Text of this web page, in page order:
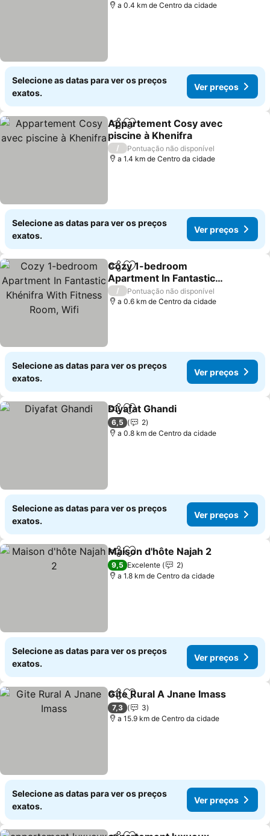
a 0.4 km de Centro da cidade
Selecione as datas para ver os preços
exatos.
Ver preços
PartilharAdicionar aos favoritos
Appartement Cosy avec
piscine à Khenifra
/
Pontuação não disponível
a 1.4 km de Centro da cidade
Selecione as datas para ver os preços
exatos.
Ver preços
PartilharAdicionar aos favoritos
Cozy 1-bedroom
Apartment In Fantastic
Khénifra With Fitness
Room, Wifi
/
Pontuação não disponível
a 0.6 km de Centro da cidade
Selecione as datas para ver os preços
exatos.
Ver preços
PartilharAdicionar aos favoritos
Diyafat Ghandi
6,5
2
a 0.8 km de Centro da cidade
Selecione as datas para ver os preços
exatos.
Ver preços
PartilharAdicionar aos favoritos
Maison d'hôte Najah 2
9,5 Excelente
2
a 1.8 km de Centro da cidade
Selecione as datas para ver os preços
exatos.
Ver preços
PartilharAdicionar aos favoritos
Gite Rural A Jnane Imass
7,3
3
a 15.9 km de Centro da cidade
Selecione as datas para ver os preços
exatos.
Ver preços